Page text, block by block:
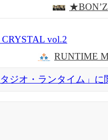
vol.2
RUNTIME
タジオ・ランタイム」